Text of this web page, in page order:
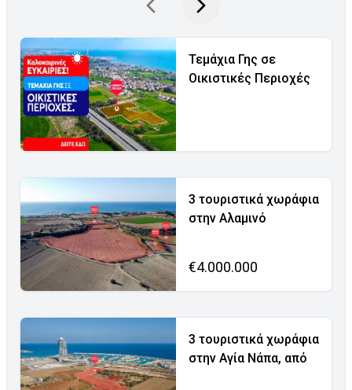
Τεμάχια Γης σε
Οικιστικές Περιοχές
3 τουριστικά χωράφια
στην Αλαμινό
€4.000.000
3 τουριστικά χωράφια
στην Αγία Νάπα, από